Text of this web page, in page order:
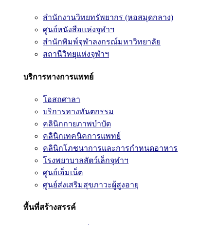
สำนักงานวิทยทรัพยากร (หอสมุดกลาง)
ศูนย์หนังสือแห่งจุฬาฯ
สำนักพิมพ์จุฬาลงกรณ์มหาวิทยาลัย
สถานีวิทยุแห่งจุฬาฯ
บริการทางการแพทย์
โอสถศาลา
บริการทางทันตกรรม
คลินิกกายภาพบำบัด
คลินิกเทคนิคการแพทย์
คลินิกโภชนาการและการกำหนดอาหาร
โรงพยาบาลสัตว์เล็กจุฬาฯ
ศูนย์เอ็มเน็ต
ศูนย์ส่งเสริมสุขภาวะผู้สูงอายุ
พื้นที่สร้างสรรค์